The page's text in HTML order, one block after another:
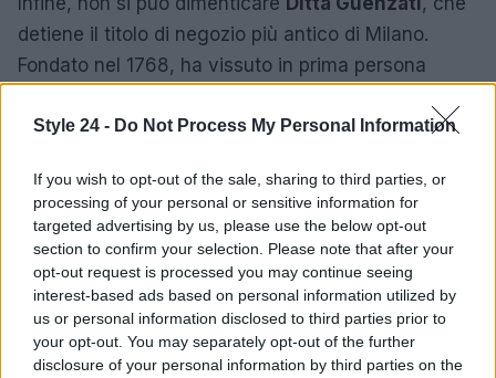
Style 24 - Do Not Process My Personal Information
If you wish to opt-out of the sale, sharing to third parties, or
processing of your personal or sensitive information for
targeted advertising by us, please use the below opt-out
section to confirm your selection. Please note that after your
opt-out request is processed you may continue seeing
interest-based ads based on personal information utilized by
us or personal information disclosed to third parties prior to
your opt-out. You may separately opt-out of the further
disclosure of your personal information by third parties on the
detiene il titolo di negozio più antico di Milano.
Fondato nel 1768, ha vissuto in prima persona
via Agnello 8 e offre una vasta gamma di prodotti,
legame con la tradizione, ma con uno sguardo
sempre attento alle nuove tendenze.
Milano continua a essere un faro di stile e moda,
grazie non solo ai suoi marchi di lusso, ma anche
all’impegno dei suoi cittadini nel mantenere viva
una tradizione di eleganza e creatività. Visitare